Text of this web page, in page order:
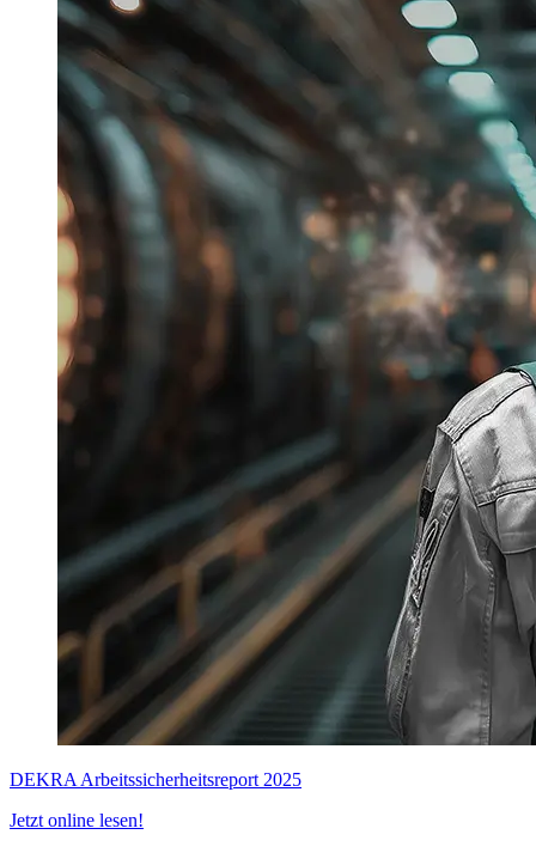
DEKRA Arbeitssicherheitsreport 2025
Jetzt online lesen!